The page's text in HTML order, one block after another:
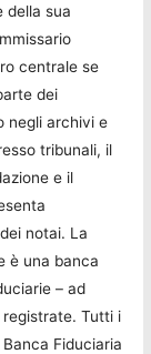
della sua
centrale se
dei
negli archivi e
tribunali, il
e il
notai. La
è una banca
– ad
registrate. Tutti i
Fiduciaria